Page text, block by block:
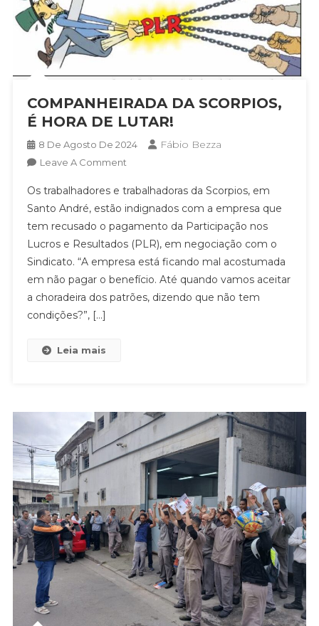
COMPANHEIRADA DA SCORPIOS,
É HORA DE LUTAR!
8 De Agosto De 2024 Fábio Bezza
Leave A CommentOn
DA
SCORPIOS,
É
HORA
DE
LUTAR!
Os trabalhadores e trabalhadoras da Scorpios, em
Santo André, estão indignados com a empresa que
tem recusado o pagamento da Participação nos
Lucros e Resultados (PLR), em negociação com o
Sindicato. “A empresa está ficando mal acostumada
em não pagar o benefício. Até quando vamos aceitar
a choradeira dos patrões, dizendo que não tem
condições?”, […]
Leia mais